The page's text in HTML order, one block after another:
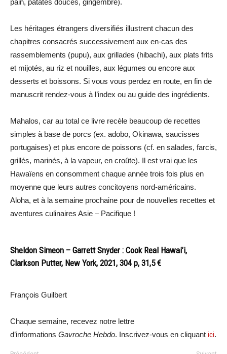
Les héritages étrangers diversifiés illustrent chacun des
chapitres consacrés successivement aux en-cas des
rassemblements (pupu), aux grillades (hibachi), aux plats frits
et mijotés, au riz et nouilles, aux légumes ou encore aux
desserts et boissons. Si vous vous perdez en route, en fin de
manuscrit rendez-vous à l’index ou au guide des ingrédients.
Mahalos, car au total ce livre recèle beaucoup de recettes
simples à base de porcs (ex. adobo, Okinawa, saucisses
portugaises) et plus encore de poissons (cf. en salades, farcis,
grillés, marinés, à la vapeur, en croûte). Il est vrai que les
Hawaïens en consomment chaque année trois fois plus en
moyenne que leurs autres concitoyens nord-américains.
Aloha, et à la semaine prochaine pour de nouvelles recettes et
aventures culinaires Asie – Pacifique !
Sheldon Simeon – Garrett Snyder : Cook Real Hawai’i,
Clarkson Putter, New York, 2021, 304 p, 31,5 €
François Guilbert
Chaque semaine, recevez notre lettre
d’informations Gavroche Hebdo. Inscrivez-vous en cliquant ici.